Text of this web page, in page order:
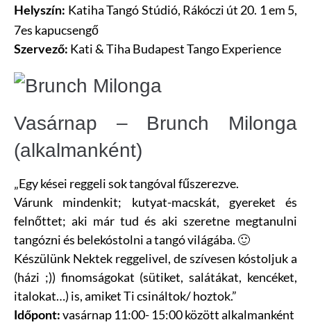
Helyszín: Katiha Tangó Stúdió, Rákóczi út 20. 1 em 5,
7es kapucsengő
Szervező: Kati & Tiha Budapest Tango Experience
Vasárnap – Brunch Milonga
(alkalmanként)
„Egy kései reggeli sok tangóval fűszerezve.
Várunk mindenkit; kutyat-macskát, gyereket és
felnőttet; aki már tud és aki szeretne megtanulni
tangózni és belekóstolni a tangó világába. 🙂
Készülünk Nektek reggelivel, de szívesen kóstoljuk a
(házi ;)) finomságokat (sütiket, salátákat, kencéket,
italokat…) is, amiket Ti csináltok/ hoztok.”
Időpont: vasárnap 11:00- 15:00 között alkalmanként